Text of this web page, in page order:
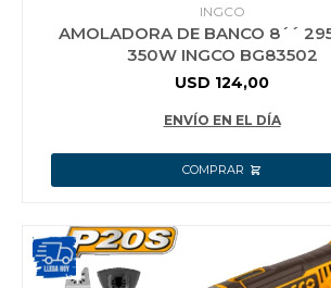
INGCO
AMOLADORA DE BANCO 8´´
350W INGCO BG83502
USD 124,00
ENVÍO EN EL DÍA